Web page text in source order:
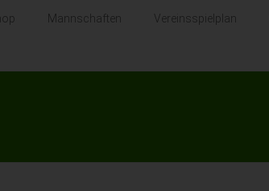
Mannschaften Vereinsspielplan